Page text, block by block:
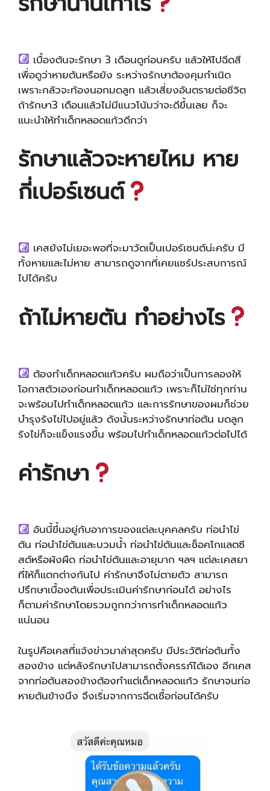
เบื้องต้นจะรักษา 3 เดือนดูก่อนครับ แล้วให้ไปฉีดสี
เพื่อดูว่าหายตันหรือยัง ระหว่างรักษาต้องคุมกำเนิด
เพราะกลัวจะท้องนอกมดลูก แล้วเสี่ยงอันตรายต่อชีวิต
ถ้ารักษา3 เดือนแล้วไม่มีแนวโน้มว่าจะดีขึ้นเลย ก็จะ
แนะนำให้ทำเด็กหลอดแก้วดีกว่า
รักษาแล้วจะหายไหม หาย
กี่เปอร์เซนต์
เคสยังไม่เยอะพอที่จะมาวัดเป็นเปอร์เซนต์น่ะครับ มี
ทั้งหายและไม่หาย สามารถดูจากที่เคยแชร์ประสบการณ์
ไปได้ครับ
ถ้าไม่หายตัน ทำอย่างไร
ต้องทำเด็กหลอดแก้วครับ ผมถือว่าเป็นการลองให้
โอกาสตัวเองก่อนทำเด็กหลอดแก้ว เพราะก็ไม่ใช่ทุกท่าน
จะพร้อมไปทำเด็กหลอดแก้ว และการรักษาของผมก็ช่วย
บำรุงรังไข่ไปอยู่แล้ว ดังนั้นระหว่างรักษาท่อตัน มดลูก
รังไข่ก็จะแข็งแรงขึ้น พร้อมไปทำเด็กหลอดแก้วต่อไปได้
ค่ารักษา
อันนี้ขึ้นอยู่กับอาการของแต่ละบุคคลครับ ท่อนำไข่
ตัน ท่อนำไข่ตันและบวมน้ำ ท่อนำไข่ตันและช็อคโกแลตซี
สต์หรือผังผืด ท่อนำไข่ตันและอายุมาก ฯลฯ แต่ละเคสยา
ที่ให้ก็แตกต่างกันไป ค่ารักษาจึงไม่ตายตัว สามารถ
ปรึกษาเบื้องต้นเพื่อประเมินค่ารักษาก่อนได้ อย่างไร
ก็ตามค่ารักษาโดยรวมถูกกว่าการทำเด็กหลอดแก้ว
แน่นอน
ในรูปคือเคสที่แจ้งข่าวมาล่าสุดครับ มีประวัติท่อตันทั้ง
สองข้าง แต่หลังรักษาไปสามารถตั้งครรภ์ได้เอง อีกเคส
จากท่อตันสองข้างต้องทำแต่เด็กหลอดแก้ว รักษาจนท่อ
หายตันข้างนึง จึงเริ่มจากการฉีดเชื้อก่อนได้ครับ